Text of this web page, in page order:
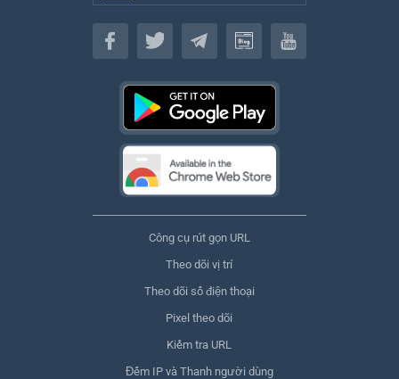
Tiếng Việt
Công cụ rút gọn URL
Theo dõi vị trí
Theo dõi số điện thoại
Pixel theo dõi
Kiểm tra URL
Đếm IP và Thanh người dùng